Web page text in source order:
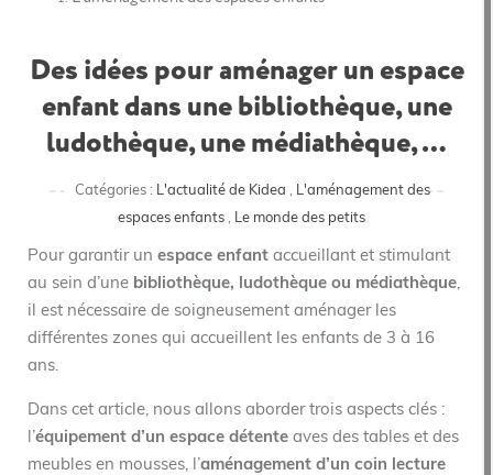
Des idées pour aménager un espace
enfant dans une bibliothèque, une
ludothèque, une médiathèque, …
Catégories : L'actualité de Kidea , L'aménagement des
espaces enfants, Le monde des petits
Pour garantir un espace enfant accueillant et stimulant
au sein d’une bibliothèque, ludothèque ou médiathèque,
il est nécessaire de soigneusement aménager les
différentes zones qui accueillent les enfants de 3 à 16
ans.
Dans cet article, nous allons aborder trois aspects clés :
l’équipement d’un espace détente aves des tables et des
meubles en mousses, l’aménagement d’un coin lecture